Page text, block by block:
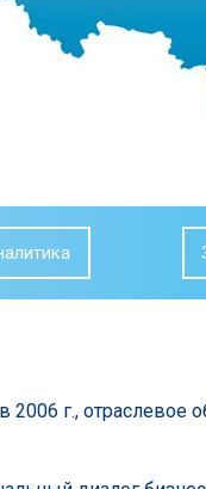
2006 г., отраслевое